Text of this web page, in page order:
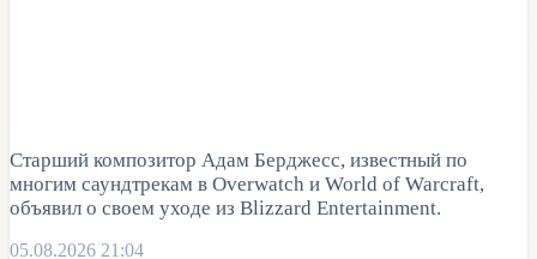
Старший композитор Адам Берджесс, известный по
многим саундтрекам в Overwatch и World of Warcraft,
объявил о своем уходе из Blizzard Entertainment.
05.08.2026 21:04